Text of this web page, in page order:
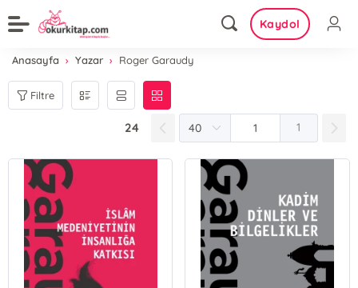
Kaydol
Anasayfa Yazar Roger Garaudy
Filtre
24 1